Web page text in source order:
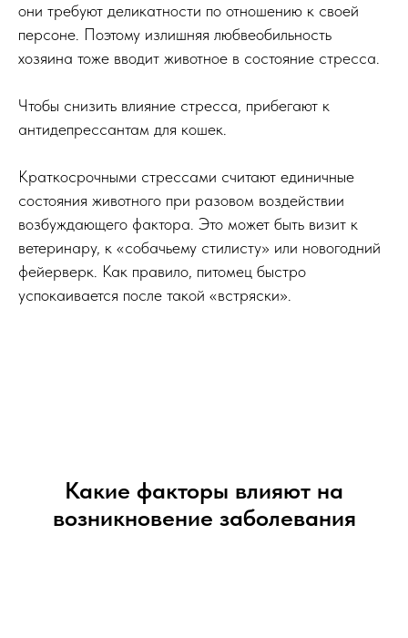
они требуют деликатности по отношению к своей
персоне. Поэтому излишняя любвеобильность
хозяина тоже вводит животное в состояние стресса.
Чтобы снизить влияние стресса, прибегают к
антидепрессантам для кошек.
Краткосрочными стрессами считают единичные
состояния животного при разовом воздействии
возбуждающего фактора. Это может быть визит к
ветеринару, к «собачьему стилисту» или новогодний
фейерверк. Как правило, питомец быстро
успокаивается после такой «встряски».
Какие факторы влияют на
возникновение заболевания